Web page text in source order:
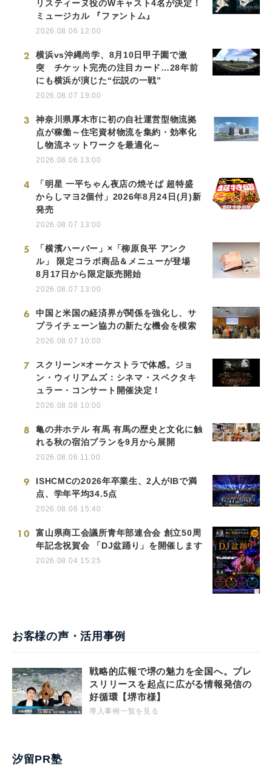
リスティーヌ役のWキャスト4名が決定！
ミュージカル 『ファントム』
2026.08.06 12:00
2
横浜vs沖縄尚学、8月10日甲子園で激
突 チケット完売の注目カード…28年前
にも横浜が演じた“伝説の一戦”
2026.08.07 19:00
3
神奈川県厚木市に初の自社運営型物流拠
点が稼働～住宅資材物流を集約・効率化
し物流ネットワークを最適化～
2026.08.06 13:00
4
「明星 一平ちゃん夜店の焼そば 超特盛
からしマヨ2個付」2026年8月24日(月)新
発売
2026.08.07 13:00
5
「横濱ハーバー」×「柳原良平 アンク
ル」 限定コラボ商品＆メニューが登場
8月17日から限定販売開始
2026.08.07 13:00
6
中国と米国の経済界が関係を強化し、サ
プライチェーン協力の新たな機会を模索
2026.08.07 10:00
7
スクリーン×オーケストラで体感。ジョ
ン・ウィリアムズ：シネマ・スペクタキ
ュラー・コンサート開催決定！
2026.08.08 10:00
8
亀の井ホテル 有馬 有馬の歴史と文化に触
れる秋の宿泊プランを9月から展開
2026.08.06 11:00
9
ISHCMCの2026年卒業生、2人がIBで満
点、学年平均34.5点
2026.08.06 15:40
10
富山県商工会議所青年部連合会 創立50周
年記念祝賀会 「DJ盆踊り」を開催します
2026.08.04 15:25
お客様の声・活用事例
戦略的広報で堺の魅力を全国へ。プレ
スリリースを起点に広がる情報発信の
好循環【堺市様】
導入事例一覧を見る
汐留PR塾